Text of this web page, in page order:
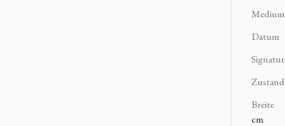
Medium
Datum
Signatur
Zustand
Breite
cm